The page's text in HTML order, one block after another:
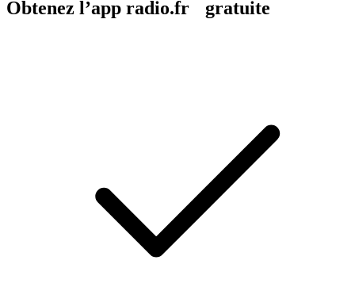
Obtenez l’app radio.fr gratuite